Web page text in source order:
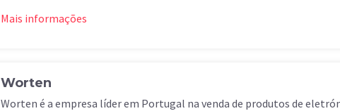
Mais informações
Worten
Worten é a empresa líder em Portugal na venda de produtos de